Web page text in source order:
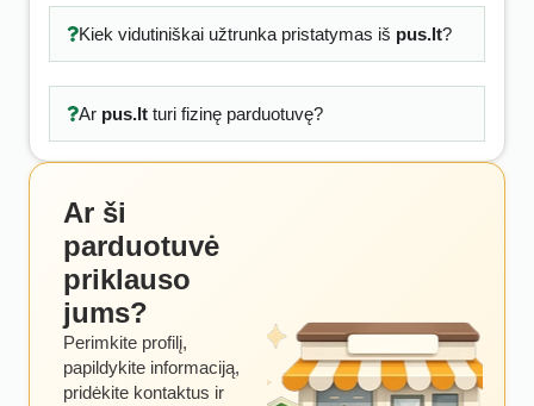
Kiek vidutiniškai užtrunka pristatymas iš pus.lt?
Ar pus.ltturi fizinę parduotuvę?
Ar ši
parduotuvė
priklauso
jums?
Perimkite profilį,
papildykite informaciją,
pridėkite kontaktus ir